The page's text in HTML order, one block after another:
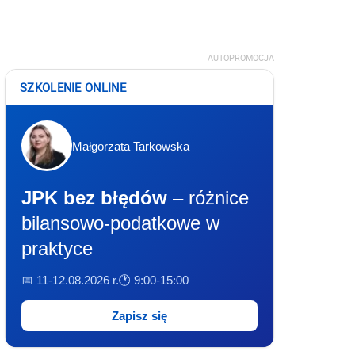
AUTOPROMOCJA
SZKOLENIE ONLINE
Małgorzata Tarkowska
JPK bez błędów – różnice
bilansowo-podatkowe w
praktyce
📅 11-12.08.2026 r.🕐 9:00-15:00
Zapisz się